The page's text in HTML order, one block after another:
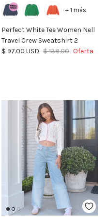
Perfect White Tee Women Nell
Travel Crew Sweatshirt 2
Precio de venta
$ 97.00 USD Precio normal
$ 138.00 Oferta
+ 1 más